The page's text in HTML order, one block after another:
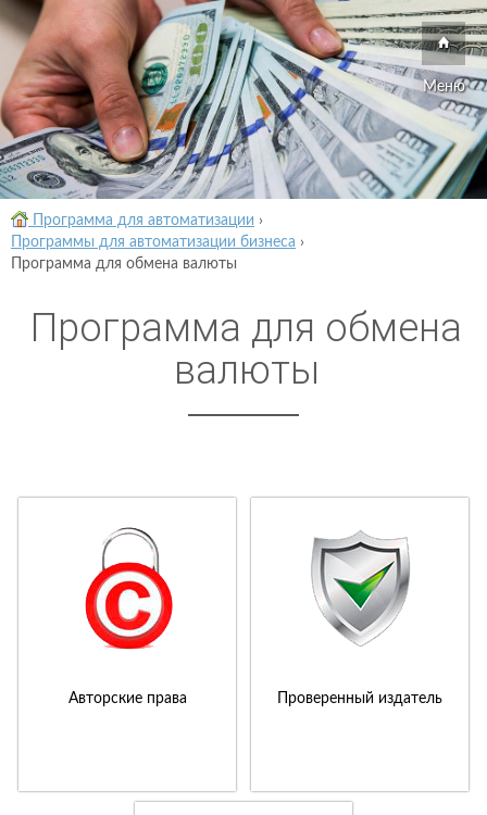
Меню
Программа для автоматизации ›
Программы для автоматизации бизнеса ›
Программа для обмена валюты
Программа для обмена
валюты
Авторские права Проверенный издатель